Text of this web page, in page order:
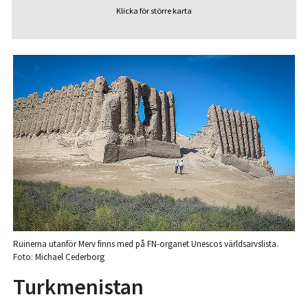
Klicka för större karta
Ruinerna utanför Merv finns med på FN-organet Unescos världsarvslista.
Foto: Michael Cederborg
Turkmenistan